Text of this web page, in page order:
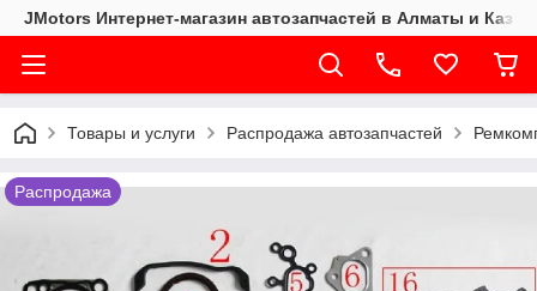
JMotors Интернет-магазин автозапчастей в Алматы и
Товары и услуги Распродажа автозапчастей
Распродажа